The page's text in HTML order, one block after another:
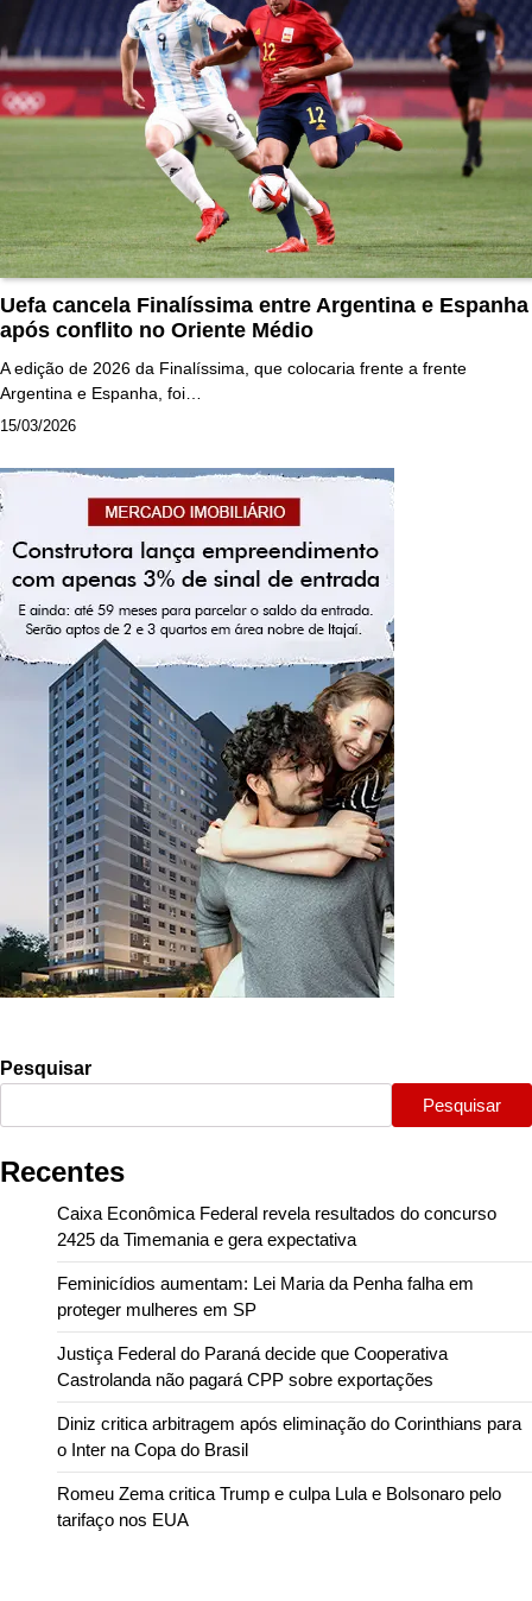
Uefa cancela Finalíssima entre Argentina e Espanha
após conflito no Oriente Médio
A edição de 2026 da Finalíssima, que colocaria frente a frente
Argentina e Espanha, foi…
15/03/2026
Pesquisar
Pesquisar
Recentes
Caixa Econômica Federal revela resultados do concurso
2425 da Timemania e gera expectativa
Feminicídios aumentam: Lei Maria da Penha falha em
proteger mulheres em SP
Justiça Federal do Paraná decide que Cooperativa
Castrolanda não pagará CPP sobre exportações
Diniz critica arbitragem após eliminação do Corinthians para
o Inter na Copa do Brasil
Romeu Zema critica Trump e culpa Lula e Bolsonaro pelo
tarifaço nos EUA